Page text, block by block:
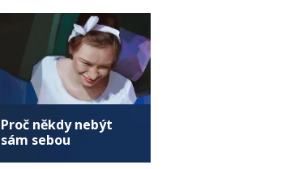
Proč někdy nebýt
sám sebou